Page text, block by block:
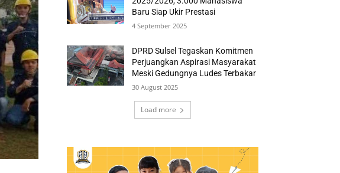
Baru Siap Ukir Prestasi
4 September 2025
DPRD Sulsel Tegaskan Komitmen
Perjuangkan Aspirasi Masyarakat
Meski Gedungnya Ludes Terbakar
30 August 2025
Load more